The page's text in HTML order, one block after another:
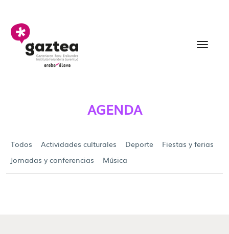
Saltar al contenido principal
AGENDA
Todos Actividades culturales Deporte
Fiestas y ferias
Jornadas y conferencias
Música